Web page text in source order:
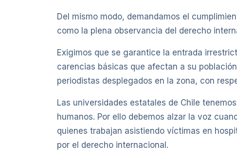
Del mismo modo, demandamos el
como la plena observancia del derecho
Exigimos que se garantice la entrada
carencias básicas que afectan a su
periodistas desplegados en la zona, con
Las universidades estatales de Chile
humanos. Por ello debemos alzar la voz
quienes trabajan asistiendo víctimas en
por el derecho internacional.